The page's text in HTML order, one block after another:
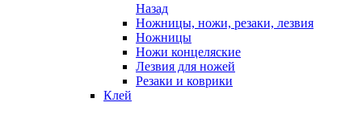
Назад
Ножницы, ножи, резаки, лезвия
Ножницы
Ножи концеляские
Лезвия для ножей
Резаки и коврики
Клей